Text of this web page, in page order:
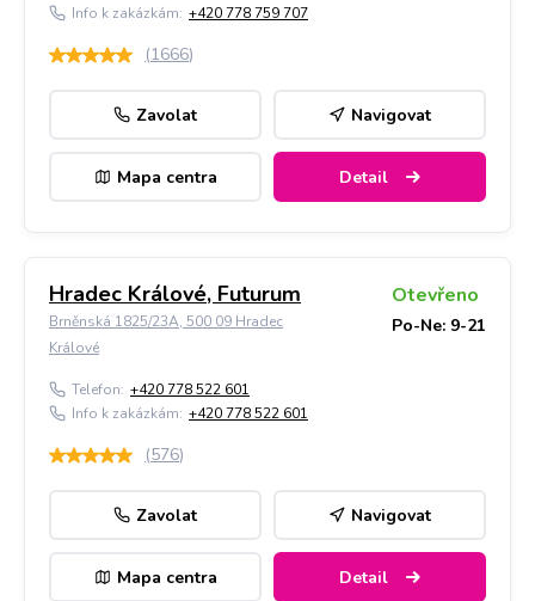
Info k zakázkám: +420 778 759 707
(1666)
Zavolat Navigovat
Mapa centra Detail
Hradec Králové, Futurum
Brněnská 1825/23A, 500 09 Hradec
Králové
Otevřeno
Po-Ne: 9-21
Telefon: +420 778 522 601
Info k zakázkám: +420 778 522 601
(576)
Zavolat Navigovat
Mapa centra Detail